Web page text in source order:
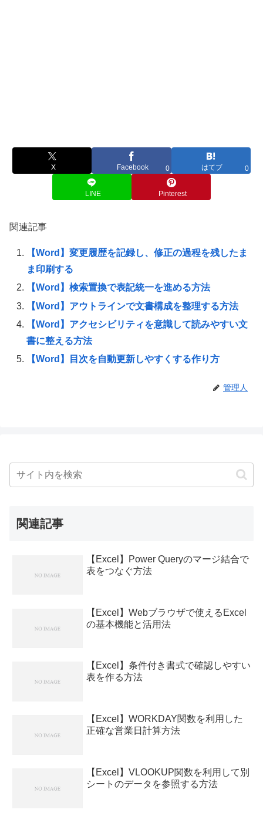
X Facebook 0 はてブ 0
LINE Pinterest
関連記事
【Word】変更履歴を記録し、修正の過程を残したま
ま印刷する
【Word】検索置換で表記統一を進める方法
【Word】アウトラインで文書構成を整理する方法
【Word】アクセシビリティを意識して読みやすい文
書に整える方法
【Word】目次を自動更新しやすくする作り方
管理人
関連記事
【Excel】Power Queryのマージ結合で
表をつなぐ方法
【Excel】Webブラウザで使えるExcel
の基本機能と活用法
【Excel】条件付き書式で確認しやすい
表を作る方法
【Excel】WORKDAY関数を利用した
正確な営業日計算方法
【Excel】VLOOKUP関数を利用して別
シートのデータを参照する方法